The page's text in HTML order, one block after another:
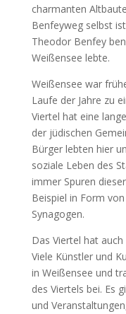
charmanten
Benfeyweg selbst
Theodor Benfey
Weißensee lebte.
Weißensee war
Laufe der Jahre zu
Viertel hat eine
der jüdischen
Bürger lebten hier
soziale Leben des
immer Spuren
Beispiel in Form
Synagogen.
Das Viertel hat
Viele Künstler und
in Weißensee und
des Viertels bei. Es
und